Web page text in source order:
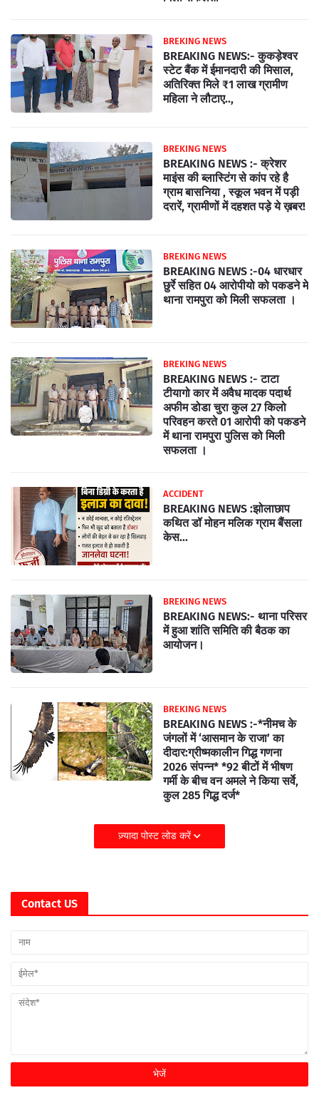
BREKING NEWS
BREAKING NEWS:- कुकड़ेश्वर
स्टेट बैंक में ईमानदारी की मिसाल,
अतिरिक्त मिले ₹1 लाख ग्रामीण
महिला ने लौटाए..,
BREKING NEWS
BREAKING NEWS :- क्रेशर
माइंस की ब्लास्टिंग से कांप रहे है
ग्राम बासनिया , स्कूल भवन में पड़ी
दरारें, ग्रामीणों में दहशत पड़े ये ख़बर!
BREKING NEWS
BREAKING NEWS :-04 धारधार
छुर्रे सहित 04 आरोपीयो को पकडने मे
थाना रामपुरा को मिली सफलता ।
BREKING NEWS
BREAKING NEWS :- टाटा
टीयागो कार में अवैध मादक पदार्थ
अफीम डोडा चुरा कुल 27 किलो
परिवहन करते 01 आरोपी को पकडने
में थाना रामपुरा पुलिस को मिली
सफलता ।
ACCIDENT
BREAKING NEWS :झोलाछाप
कथित डॉ मोहन मलिक ग्राम बैंसला
केस...
BREKING NEWS
BREAKING NEWS:- थाना परिसर
में हुआ शांति समिति की बैठक का
आयोजन।
BREKING NEWS
BREAKING NEWS :-*नीमच के
जंगलों में ‘आसमान के राजा’ का
दीदार:ग्रीष्मकालीन गिद्ध गणना
2026 संपन्न* *92 बीटों में भीषण
गर्मी के बीच वन अमले ने किया सर्वे,
कुल 285 गिद्ध दर्ज*
ज़्यादा पोस्ट लोड करें
Contact US